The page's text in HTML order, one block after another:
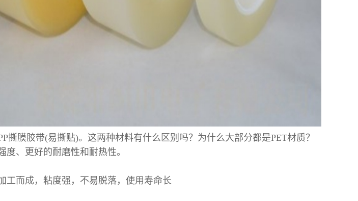
撕膜胶带(易撕贴)。这两种材料有什么区别吗？为什么大部分都是PET材质？
度、更好的耐磨性和耐热性。
工而成，粘度强，不易脱落，使用寿命长